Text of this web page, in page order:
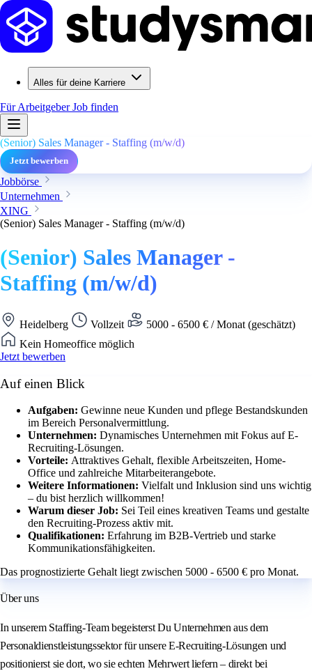
Alles für deine Karriere
Für ArbeitgeberJob finden
(Senior) Sales Manager - Staffing (m/w/d)
Jetzt bewerben
Jobbörse
Unternehmen
XING
(Senior) Sales Manager - Staffing (m/w/d)
(Senior) Sales Manager -
Staffing (m/w/d)
Heidelberg Vollzeit
5000 - 6500 € / Monat (geschätzt)
Kein Homeoffice möglich
Jetzt bewerben
Auf einen Blick
Aufgaben: Gewinne neue Kunden und pflege Bestandskunden
im Bereich Personalvermittlung.
Unternehmen: Dynamisches Unternehmen mit Fokus auf E-
Recruiting-Lösungen.
Vorteile: Attraktives Gehalt, flexible Arbeitszeiten, Home-
Office und zahlreiche Mitarbeiterangebote.
Weitere Informationen: Vielfalt und Inklusion sind uns wichtig
– du bist herzlich willkommen!
Warum dieser Job: Sei Teil eines kreativen Teams und gestalte
den Recruiting-Prozess aktiv mit.
Qualifikationen: Erfahrung im B2B-Vertrieb und starke
Kommunikationsfähigkeiten.
Das prognostizierte Gehalt liegt zwischen 5000 - 6500 € pro Monat.
Über uns
In unserem Staffing-Team begeisterst Du Unternehmen aus dem
Personaldienstleistungssektor für unsere E-Recruiting-Lösungen und
positionierst sie dort, wo sie echten Mehrwert liefern – direkt bei